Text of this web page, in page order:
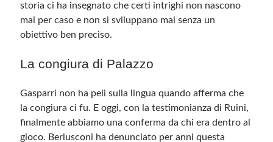
storia ci ha insegnato che certi intrighi non nascono
mai per caso e non si sviluppano mai senza un
obiettivo ben preciso.
La congiura di Palazzo
Gasparri non ha peli sulla lingua quando afferma che
la congiura ci fu. E oggi, con la testimonianza di Ruini,
finalmente abbiamo una conferma da chi era dentro al
gioco. Berlusconi ha denunciato per anni questa